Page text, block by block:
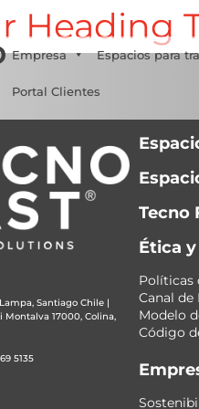
Empresa Espacios para
Portal Clientes
Heading
Santiago Chile |
Montalva 17000, Colina,
5135
Tecno
Ética
Políticas
Canal de
Modelo
Código